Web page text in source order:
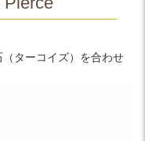
ターコイズ）を合わせ